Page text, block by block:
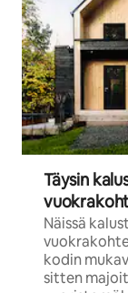
Täysin
Näissä
kodin
sitten